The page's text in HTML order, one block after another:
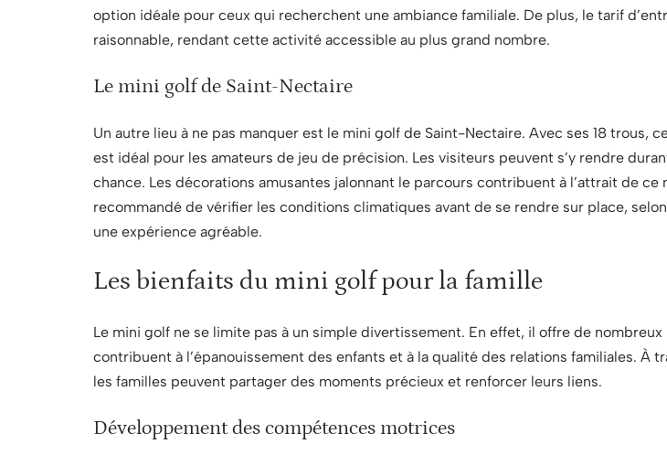
option idéale pour ceux qui recherchent une ambiance familiale. De plus, le tarif
raisonnable, rendant cette activité accessible au plus grand nombre.
Le mini golf de Saint-Nectaire
Un autre lieu à ne pas manquer est le mini golf de Saint-Nectaire. Avec ses 18 trous,
est idéal pour les amateurs de jeu de précision. Les visiteurs peuvent s’y rendre
chance. Les décorations amusantes jalonnant le parcours contribuent à l’attrait de ce
recommandé de vérifier les conditions climatiques avant de se rendre sur place,
une expérience agréable.
Les bienfaits du mini golf pour la famille
Le mini golf ne se limite pas à un simple divertissement. En effet, il offre de
contribuent à l’épanouissement des enfants et à la qualité des relations familiales. À
les familles peuvent partager des moments précieux et renforcer leurs liens.
Développement des compétences motrices